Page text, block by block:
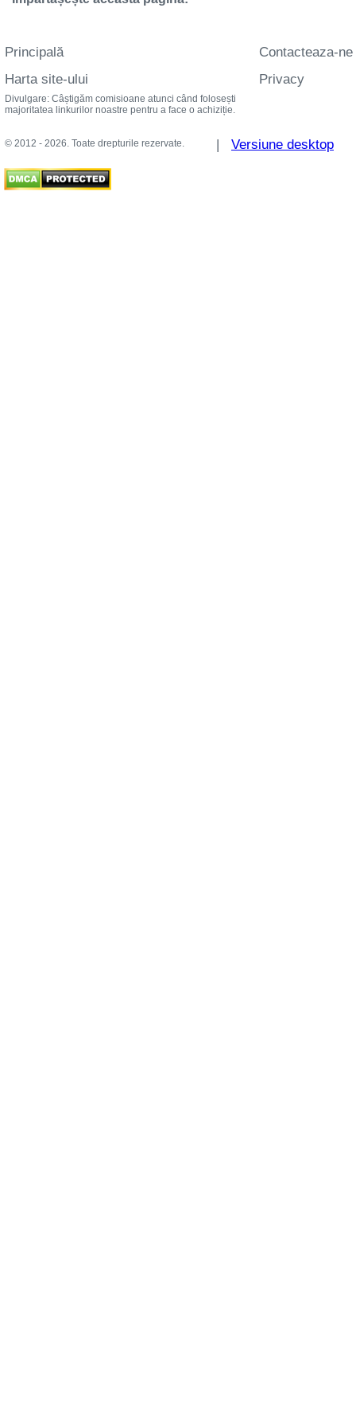
Principală
Harta site-ului
Contacteaza-ne
Privacy
Divulgare: Câștigăm comisioane atunci când folosești
majoritatea linkurilor noastre pentru a face o achiziție.
© 2012 - 2026. Toate drepturile rezervate. | Versiune desktop